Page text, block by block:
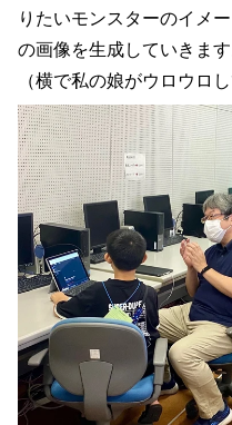
りたいモンスターのイメ
の画像を生成していきます
（横で私の娘がウロウロ